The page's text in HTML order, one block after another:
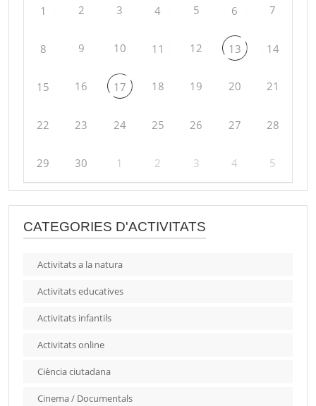
1 2 3 4 5 6 7
8 9 10 11 12 13 14
15 16 17 18 19 20 21
22 23 24 25 26 27 28
29 30 1 2 3 4 5
CATEGORIES D'ACTIVITATS
Activitats a la natura
Activitats educatives
Activitats infantils
Activitats online
Ciència ciutadana
Cinema / Documentals